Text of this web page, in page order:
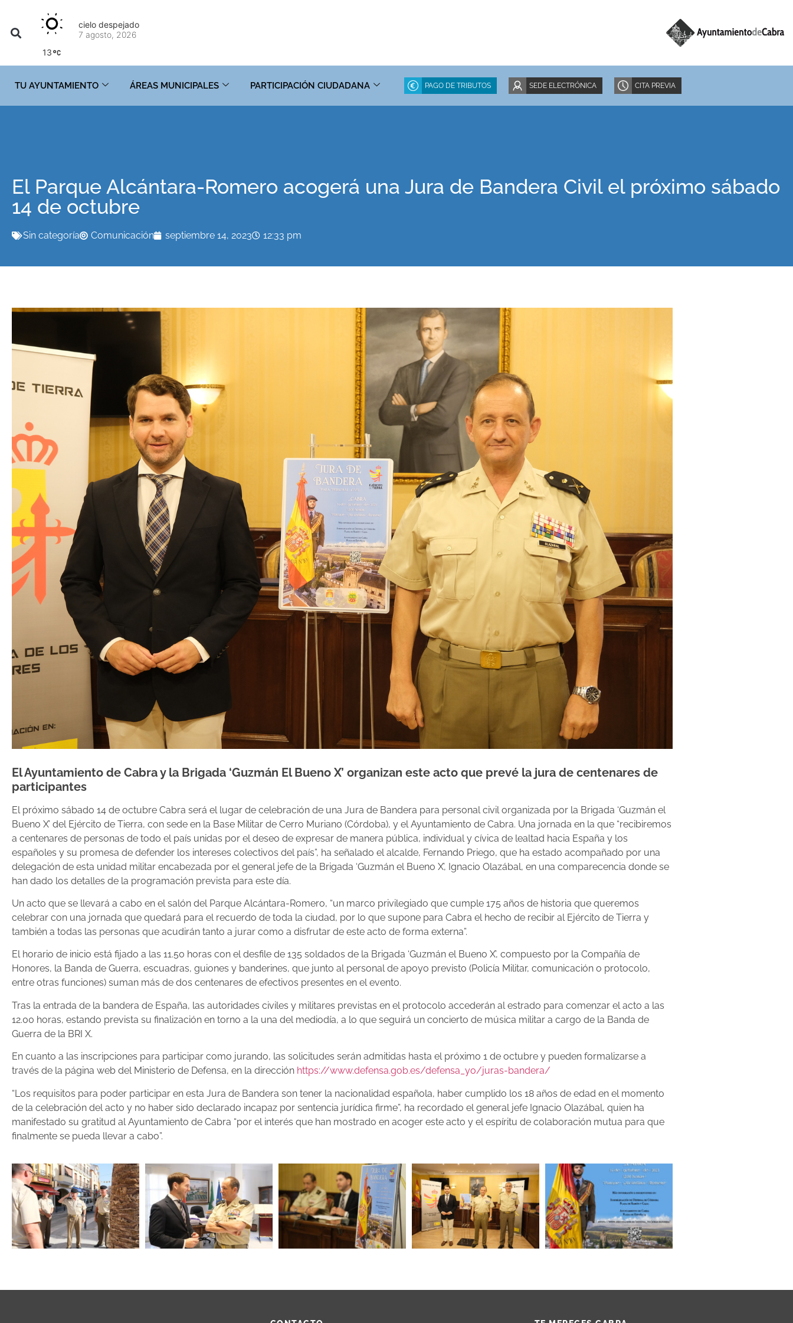
13
cielo despejado
7 agosto, 2026
TU AYUNTAMIENTO ÁREAS MUNICIPALES PARTICIPACIÓN CIUDADANA PAGO DE TRIBUTOS SEDE ELECTRÓNICA CITA PREVIA
El Parque Alcántara-Romero acogerá una Jura de Bandera Civil el próximo sábado
14 de octubre
Sin categoría Comunicación septiembre 14, 2023 12:33 pm
El Ayuntamiento de Cabra y la Brigada ‘Guzmán El Bueno X’ organizan este acto que prevé la jura de centenares de
participantes
El próximo sábado 14 de octubre Cabra será el lugar de celebración de una Jura de Bandera para personal civil organizada por la Brigada ‘Guzmán el
Bueno X’ del Ejército de Tierra, con sede en la Base Militar de Cerro Muriano (Córdoba), y el Ayuntamiento de Cabra. Una jornada en la que “recibiremos
a centenares de personas de todo el país unidas por el deseo de expresar de manera pública, individual y cívica de lealtad hacia España y los
españoles y su promesa de defender los intereses colectivos del país”, ha señalado el alcalde, Fernando Priego, que ha estado acompañado por una
delegación de esta unidad militar encabezada por el general jefe de la Brigada ‘Guzmán el Bueno X’, Ignacio Olazábal, en una comparecencia donde se
han dado los detalles de la programación prevista para este día.
Un acto que se llevará a cabo en el salón del Parque Alcántara-Romero, “un marco privilegiado que cumple 175 años de historia que queremos
celebrar con una jornada que quedará para el recuerdo de toda la ciudad, por lo que supone para Cabra el hecho de recibir al Ejército de Tierra y
también a todas las personas que acudirán tanto a jurar como a disfrutar de este acto de forma externa”.
El horario de inicio está fijado a las 11.50 horas con el desfile de 135 soldados de la Brigada ‘Guzmán el Bueno X’, compuesto por la Compañía de
Honores, la Banda de Guerra, escuadras, guiones y banderines, que junto al personal de apoyo previsto (Policía Militar, comunicación o protocolo,
entre otras funciones) suman más de dos centenares de efectivos presentes en el evento.
Tras la entrada de la bandera de España, las autoridades civiles y militares previstas en el protocolo accederán al estrado para comenzar el acto a las
12.00 horas, estando prevista su finalización en torno a la una del mediodía, a lo que seguirá un concierto de música militar a cargo de la Banda de
Guerra de la BRI X.
En cuanto a las inscripciones para participar como jurando, las solicitudes serán admitidas hasta el próximo 1 de octubre y pueden formalizarse a
través de la página web del Ministerio de Defensa, en la dirección https://www.defensa.gob.es/defensa_yo/juras-bandera/
“Los requisitos para poder participar en esta Jura de Bandera son tener la nacionalidad española, haber cumplido los 18 años de edad en el momento
de la celebración del acto y no haber sido declarado incapaz por sentencia jurídica firme”, ha recordado el general jefe Ignacio Olazábal, quien ha
manifestado su gratitud al Ayuntamiento de Cabra “por el interés que han mostrado en acoger este acto y el espíritu de colaboración mutua para que
finalmente se pueda llevar a cabo”.